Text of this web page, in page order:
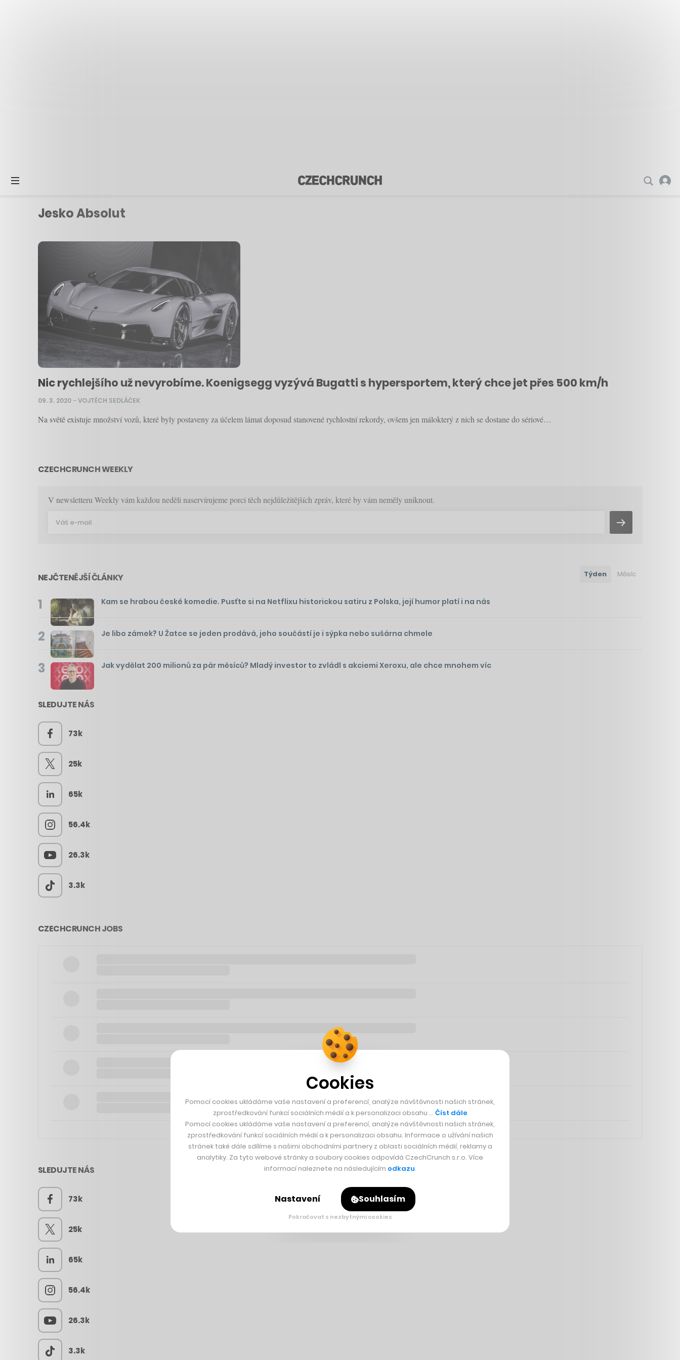
Jesko Absolut
Nic rychlejšího už nevyrobíme. Koenigsegg vyzývá Bugatti s hypersportem, který chce jet přes 500 km/h
09. 3. 2020–VOJTĚCH SEDLÁČEK
Na světě existuje množství vozů, které byly postaveny za účelem lámat doposud stanovené rychlostní rekordy, ovšem jen málokterý z nich se dostane do sériové…
CZECHCRUNCH WEEKLY
V newsletteru Weekly vám každou neděli naservírujeme porci těch nejdůležitějších zpráv, které by vám neměly uniknout.
NEJČTENĚJŠÍ ČLÁNKY Týden Měsíc
1 Kam se hrabou české komedie. Pusťte si na Netflixu historickou satiru z Polska, její humor platí i na nás
2 Je libo zámek? U Žatce se jeden prodává, jeho součástí je i sýpka nebo sušárna chmele
3 Jak vydělat 200 milionů za pár měsíců? Mladý investor to zvládl s akciemi Xeroxu, ale chce mnohem víc
SLEDUJTE NÁS
73k
25k
65k
56.4k
26.3k
3.3k
CZECHCRUNCH JOBS
SLEDUJTE NÁS
73k
25k
65k
56.4k
26.3k
3.3k
Cookies
Pomocí cookies ukládáme vaše nastavení a preferencí, analýze návštěvnosti našich stránek,
zprostředkování funkcí sociálních médií a k personalizaci obsahu … Číst dále
Pomocí cookies ukládáme vaše nastavení a preferencí, analýze návštěvnosti našich stránek,
zprostředkování funkcí sociálních médií a k personalizaci obsahu. Informace o užívání našich
stránek také dále sdílíme s našimi obchodními partnery z oblasti sociálních médií, reklamy a
analytiky. Za tyto webové stránky a soubory cookies odpovídá CzechCrunch s.r.o. Více
informací naleznete na následujícím odkazu.
Nastavení Souhlasím
Pokračovat s nezbytnými cookies